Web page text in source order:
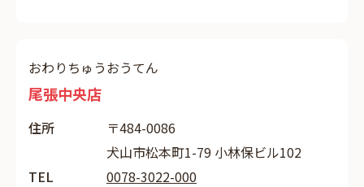
おわりちゅうおうてん
尾張中央店
住所
〒484-0086
犬山市松本町1-79 小林保ビル102
TEL
0078-3022-000